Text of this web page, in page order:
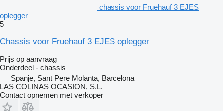
chassis voor Fruehauf 3 EJES
oplegger
5
Chassis voor Fruehauf 3 EJES oplegger
Prijs op aanvraag
Onderdeel - chassis
Spanje, Sant Pere Molanta, Barcelona
LAS COLINAS OCASION, S.L.
Contact opnemen met verkoper